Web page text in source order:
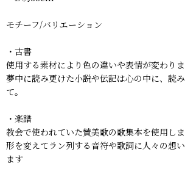
モチーフ/バリエーション
・古書
使用する素材により色の違いや表情が変わりま
夢中に読み更けた小説や伝記は心の中に、読
て。
・楽譜
教会で使われていた賛美歌の歌集本を使用しま
形を変えてラン列する音符や歌詞に人々の想
ます